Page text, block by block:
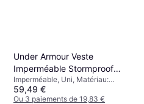
Under Armour Veste
Imperméable Stormproof
Cloudstrike 2.0 - Gris
Imperméable, Uni, Matériau:
Nylon, Imperméable, Poches
59,49 €
Ou 3 paiements de 19,83 €